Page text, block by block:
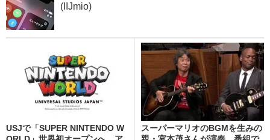
(IIJmio)
USJで「SUPER NINTENDO W
スーパーマリオのBGMを生みの